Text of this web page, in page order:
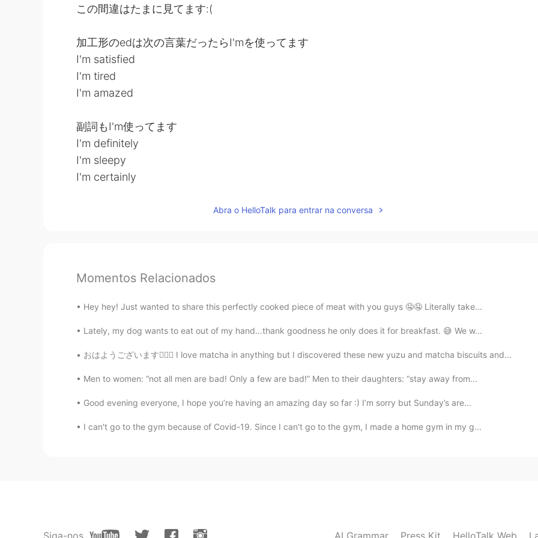
この間違はたまに見てます:(
加工形のedは次の言葉だったらI'mを使ってます
I'm satisfied
I'm tired
I'm amazed
副詞もI'm使ってます
I'm definitely
I'm sleepy
I'm certainly
I'm doing well!
I'm alright
その時、皆さんよろしくお願いします。
私の日本語は上手じゃないけど日本語で英語のレッスンを作りたかった。
73 23
Abra o HelloTalk para entrar na conversa
Momentos Relacionados
Hey hey! Just wanted to share this perfectly cooked piece of meat with you guys 🤤🤤 Literally take...
Lately, my dog wants to eat out of my hand…thank goodness he only does it for breakfast. 😅 We w...
おはようございます🙋🏻‍♀️ I love matcha in anything but I discovered these new yuzu and matcha biscuits and...
Men to women: “not all men are bad! Only a few are bad!” Men to their daughters: “stay away from...
Good evening everyone, I hope you’re having an amazing day so far :) I’m sorry but Sunday’s are...
I can't go to the gym because of Covid-19. Since I can't go to the gym, I made a home gym in my g...
Siga-nos AI Grammar Press Kit HelloTalk Web